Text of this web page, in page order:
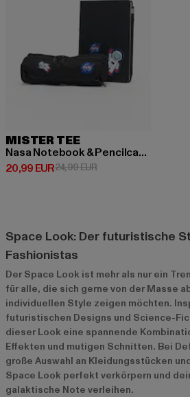
MISTER TEE
Nasa Notebook & Pencilcase Set
20,99 EUR
Derzeitiger Preis: 20,99 EUR
24,99 EURAktionspreis: 24,99 EUR
Space Look: Der futuristische
Fashionistas
Der Space Look ist mehr als nur ein
für alle, die sich gerne von der Masse
individuellen Style zeigen möchten.
futuristischen Designs und Science-
dieser Look eine spannende
Effekten und mutigen Schnitten. Bei
große Auswahl an Kleidungsstücken
Space Look perfekt verkörpern und
galaktische Note verleihen.